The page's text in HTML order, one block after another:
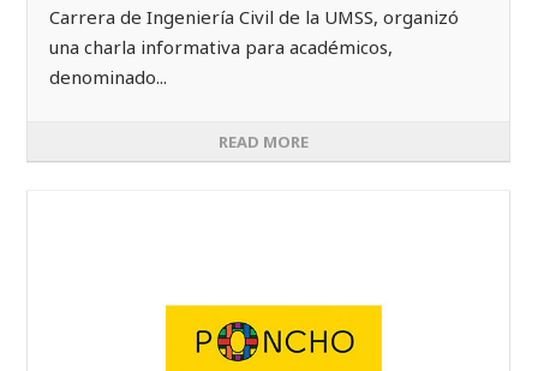
Carrera de Ingeniería Civil de la UMSS, organizó
una charla informativa para académicos,
denominado...
READ MORE